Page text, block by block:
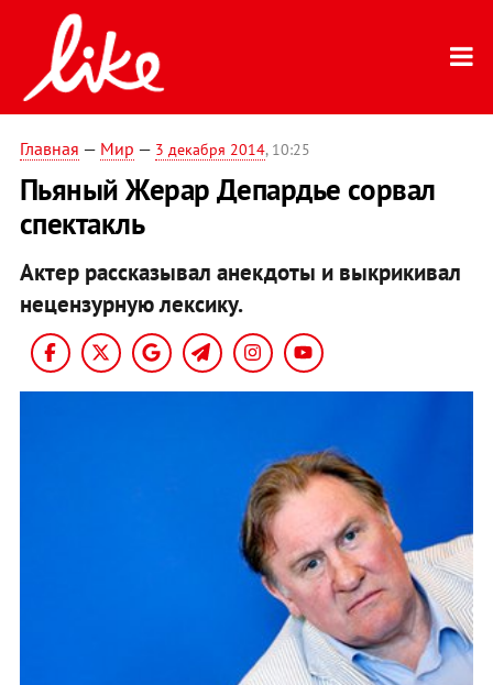
Главная — Мир — 3 декабря 2014, 10:25
Пьяный Жерар Депардье сорвал
спектакль
Актер рассказывал анекдоты и выкрикивал
нецензурную лексику.